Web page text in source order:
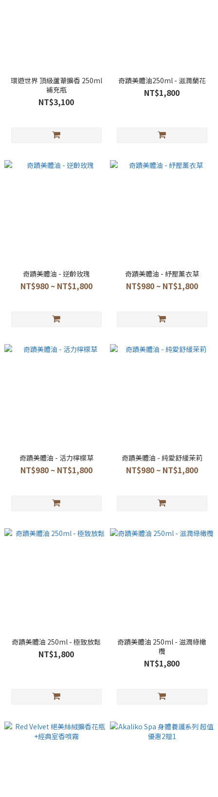
環遊世界 頂級蘆葦擴香 250ml
補充瓶
NT$3,100
奇蹟美體油250ml - 滋潤蘭花
NT$1,800
奇蹟美體油 - 逆齡玫瑰
NT$980 ~ NT$1,800
奇蹟美體油 - 紓壓薰衣草
NT$980 ~ NT$1,800
奇蹟美體油 - 活力檸檬草
NT$980 ~ NT$1,800
奇蹟美體油 - 純愛舒緩茉莉
NT$980 ~ NT$1,800
奇蹟美體油 250ml - 極致放鬆
NT$1,800
奇蹟美體油 250ml - 滋潤綠橄
欖
NT$1,800